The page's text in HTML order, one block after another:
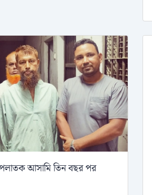
পলাতক আসামি তিন বছর পর